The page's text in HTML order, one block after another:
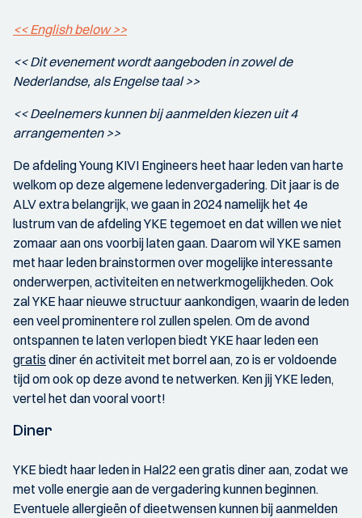
<< English below >>
<< Dit evenement wordt aangeboden in zowel de
Nederlandse, als Engelse taal >>
<< Deelnemers kunnen bij aanmelden kiezen uit 4
arrangementen >>
De afdeling Young KIVI Engineers heet haar leden van harte
welkom op deze algemene ledenvergadering. Dit jaar is de
ALV extra belangrijk, we gaan in 2024 namelijk het 4e
lustrum van de afdeling YKE tegemoet en dat willen we niet
zomaar aan ons voorbij laten gaan. Daarom wil YKE samen
met haar leden brainstormen over mogelijke interessante
onderwerpen, activiteiten en netwerkmogelijkheden. Ook
zal YKE haar nieuwe structuur aankondigen, waarin de leden
een veel prominentere rol zullen spelen. Om de avond
ontspannen te laten verlopen biedt YKE haar leden een
gratis diner én activiteit met borrel aan, zo is er voldoende
tijd om ook op deze avond te netwerken. Ken jij YKE leden,
vertel het dan vooral voort!
Diner
YKE biedt haar leden in Hal22 een gratis diner aan, zodat we
met volle energie aan de vergadering kunnen beginnen.
Eventuele allergieën of dieetwensen kunnen bij aanmelden